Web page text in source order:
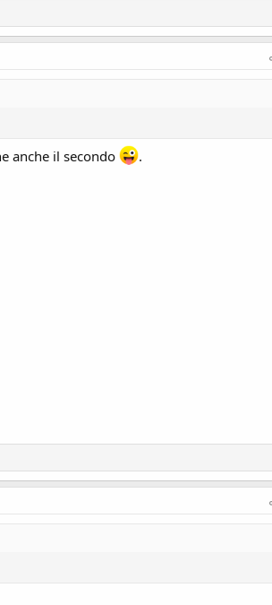
anche il secondo .